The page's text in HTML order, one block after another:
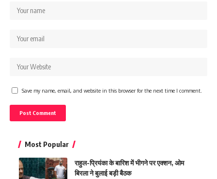
Save my name, email, and website in this browser for the next time I comment.
Most Popular
राहुल-प्रियंका के बारिश में भीगने पर एक्शन, ओम
बिरला ने बुलाई बड़ी बैठक